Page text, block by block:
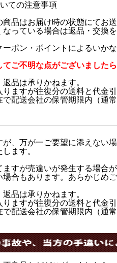
ての注意事項
品はお届け時の状態にてお
っている場合は返品・交換
ポン・ポイントによるいか
ご不明な点がございました
品は承りかねます。
ますが往復分の送料と代金
配送会社の保管期限内（通
、万が一ご要望に添えない
ます。
すが売違いが発生する場合
合もあります。あらかじめ
品は承りかねます。
ますが往復分の送料と代金
配送会社の保管期限内（通